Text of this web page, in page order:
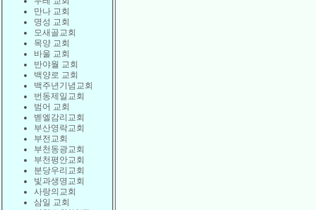
만나 교회
명성 교회
모새골교회
목양 교회
바울 교회
반야월 교회
백양로 교회
백주년기념교회
번동제일교회
범어 교회
벧엘감리교회
부산영락교회
부전교회
부천동광교회
부천평안교회
분당우리교회
빛과생명교회
사랑의교회
삼일 교회